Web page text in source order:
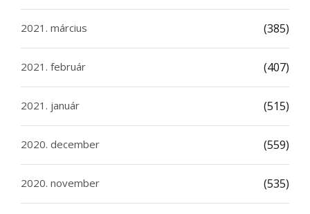
2021. március (385)
2021. február (407)
2021. január (515)
2020. december (559)
2020. november (535)